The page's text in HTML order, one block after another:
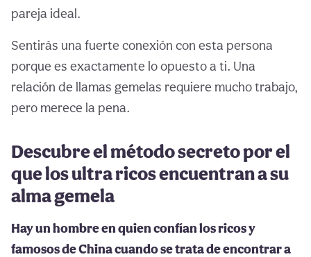
pareja ideal.
Sentirás una fuerte conexión con esta persona
porque es exactamente lo opuesto a ti. Una
relación de llamas gemelas requiere mucho trabajo,
pero merece la pena.
Descubre el método secreto por el
que los ultra ricos encuentran a su
alma gemela
Hay un hombre en quien confían los ricos y
famosos de China cuando se trata de encontrar a